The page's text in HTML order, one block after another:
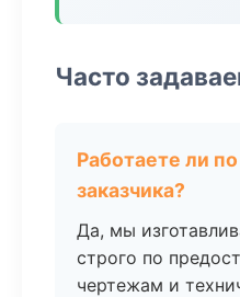
Часто
Работаете ли
заказчика?
Да, мы
строго по
чертежам и